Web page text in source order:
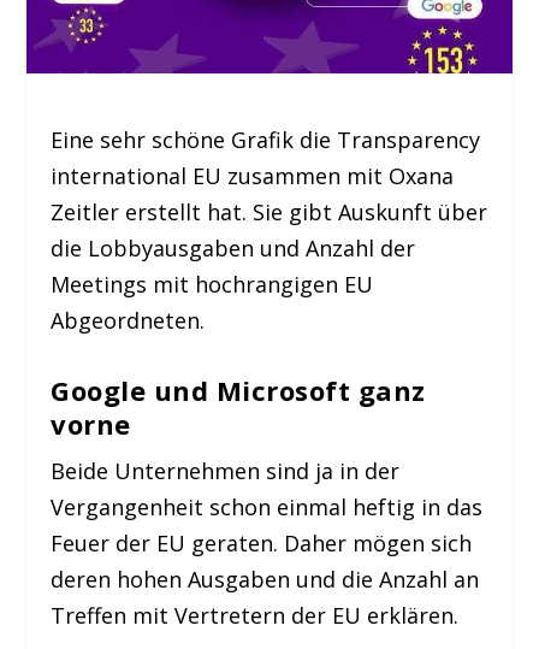
Eine sehr schöne Grafik die Transparency
international EU zusammen mit Oxana
Zeitler erstellt hat. Sie gibt Auskunft über
die Lobbyausgaben und Anzahl der
Meetings mit hochrangigen EU
Abgeordneten.
Google und Microsoft ganz
vorne
Beide Unternehmen sind ja in der
Vergangenheit schon einmal heftig in das
Feuer der EU geraten. Daher mögen sich
deren hohen Ausgaben und die Anzahl an
Treffen mit Vertretern der EU erklären.